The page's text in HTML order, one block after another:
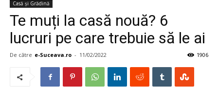
Casă şi Grădină
Te muți la casă nouă? 6
lucruri pe care trebuie să le ai
De către e-Suceava.ro - 11/02/2022 1906